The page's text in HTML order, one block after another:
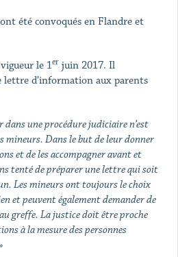
été convoqués en Flandre et
le 1erjuin 2017. Il
lettre d’information aux parents
dans une procédure judiciaire n’est
mineurs. Dans le but de leur donner
et de les accompagner avant et
tenté de préparer une lettre qui soit
Les mineurs ont toujours le choix
et peuvent également demander de
greffe. La justice doit être proche
à la mesure des personnes